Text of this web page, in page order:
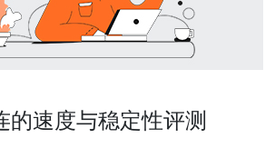
的速度与稳定性评测